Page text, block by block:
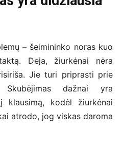
– šeimininko noras kuo
Deja, žiurkėnai nėra
Jie turi priprasti prie
Skubėjimas dažnai yra
klausimą, kodėl žiurkėnai
atrodo, jog viskas daroma